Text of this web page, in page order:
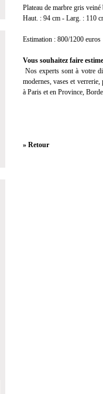
Plateau de marbre gris veiné
Haut. : 94 cm - Larg. : 110
Estimation : 800/1200 euros
Vous souhaitez faire
Nos experts sont à votre
modernes, vases et
à Paris et en Province,
» Retour